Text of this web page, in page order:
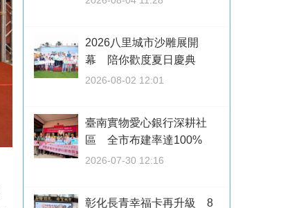
2026八里城市沙雕展開
幕 陪你歡度夏日慶典
2026-08-02 12:01
臺南實物愛心銀行深耕社
區 全市布建率達100%
2026-07-30 12:16
彰化長青幸福卡再升級 8